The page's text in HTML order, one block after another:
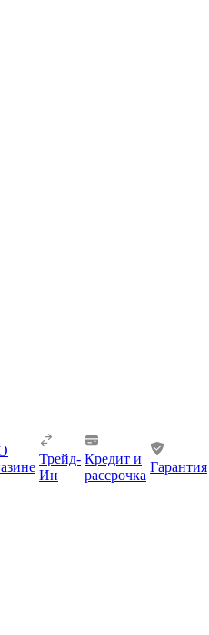
Трейд-
Ин
Кредит и
рассрочка
Гарантия